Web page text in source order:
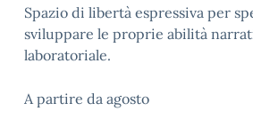
Spazio di libertà espressiva per
sviluppare le proprie abilità
laboratoriale.
A partire da agosto